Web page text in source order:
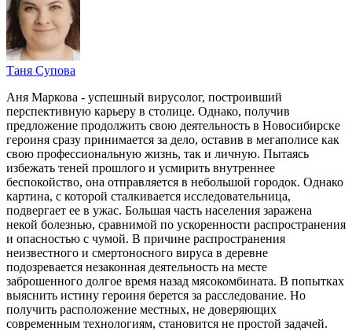
Таня Супова
Аня Маркова - успешный вирусолог, построивший
перспективную карьеру в столице. Однако, получив
предложение продолжить свою деятельность в Новосибирске
героиня сразу принимается за дело, оставив в мегаполисе как
свою профессиональную жизнь, так и личную. Пытаясь
избежать теней прошлого и усмирить внутреннее
беспокойство, она отправляется в небольшой городок. Однако
картина, с которой сталкивается исследовательница,
подвергает ее в ужас. Большая часть населения заражена
некой болезнью, сравнимой по ускоренности распространения
и опасностью с чумой. В причине распространения
неизвестного и смертоносного вируса в деревне
подозревается незаконная деятельность на месте
заброшенного долгое время назад мясокомбината. В попытках
выяснить истину героиня берется за расследование. Но
получить расположение местных, не доверяющих
современным технологиям, становится не простой задачей.